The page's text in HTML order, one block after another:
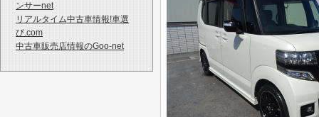
ンサーnet
リアルタイム中古車情報!車選
び.com
中古車販売店情報のGoo-net